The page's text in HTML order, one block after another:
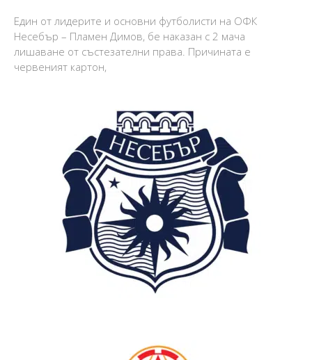
Един от лидерите и основни футболисти на ОФК
Несебър – Пламен Димов, бе наказан с 2 мача
лишаване от състезателни права. Причината е
червеният картон,